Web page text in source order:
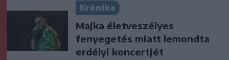
Krónika
Majka életveszélyes
fenyegetés miatt lemondta
erdélyi koncertjét